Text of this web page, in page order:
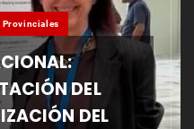
Provinciales
DEL
DEL